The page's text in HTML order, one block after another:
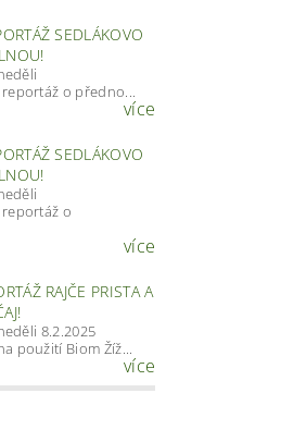
SEDLÁKOVO
o předno...
více
SEDLÁKOVO
o
více
RAJČE PRISTA A
8.2.2025
použití Biom Žíž...
více